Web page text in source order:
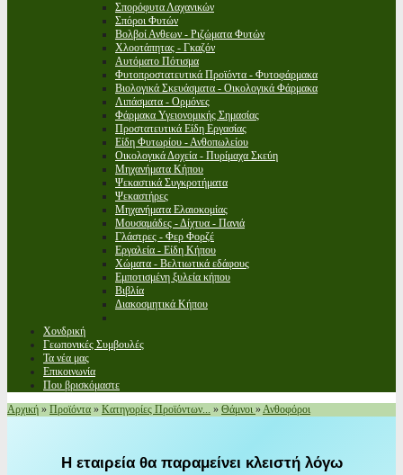
Σπορόφυτα Λαχανικών
Σπόροι Φυτών
Βολβοί Ανθεων - Ριζώματα Φυτών
Χλοοτάπητας - Γκαζόν
Αυτόματο Πότισμα
Φυτοπροστατευτικά Προϊόντα - Φυτοφάρμακα
Βιολογικά Σκευάσματα - Οικολογικά Φάρμακα
Λιπάσματα - Ορμόνες
Φάρμακα Υγειονομικής Σημασίας
Προστατευτικά Είδη Εργασίας
Είδη Φυτωρίου - Ανθοπωλείου
Οικολογικά Δοχεία - Πυρίμαχα Σκεύη
Μηχανήματα Κήπου
Ψεκαστικά Συγκροτήματα
Ψεκαστήρες
Μηχανήματα Ελαιοκομίας
Μουσαμάδες - Δίχτυα - Πανιά
Γλάστρες - Φερ Φορζέ
Εργαλεία - Είδη Κήπου
Χώματα - Βελτιωτικά εδάφους
Εμποτισμένη ξυλεία κήπου
Βιβλία
Διακοσμητικά Κήπου
Χονδρική
Γεωπονικές Συμβουλές
Τα νέα μας
Επικοινωνία
Που βρισκόμαστε
Αρχική » Προϊόντα » Κατηγορίες Προϊόντων... » Θάμνοι »Ανθοφόροι
Η εταιρεία θα παραμείνει κλειστή λόγω